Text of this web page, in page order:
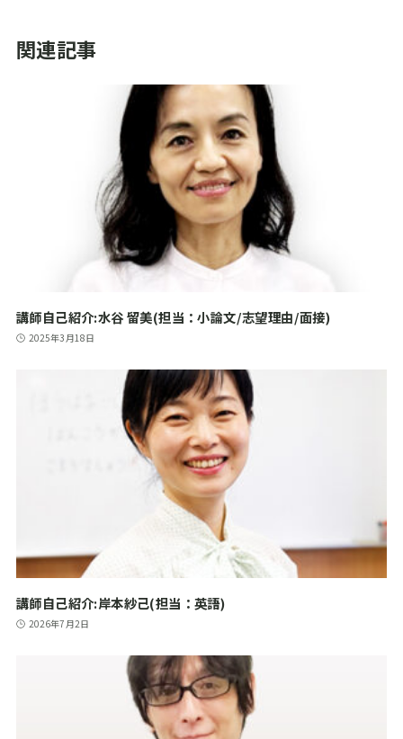
関連記事
講師自己紹介:水谷 留美(担当：小論文/志望理由/面接)
2025年3月18日
講師自己紹介:岸本紗己(担当：英語)
2026年7月2日